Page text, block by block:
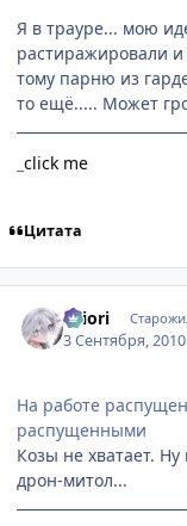
Я в трауре... мою
растиражировали
тому парню из
то ещё..... Может
click me
Цитата
shiоri
3 Сентября, 2010
На работе
распущенными
Козы не хватает.
дрон-митол...